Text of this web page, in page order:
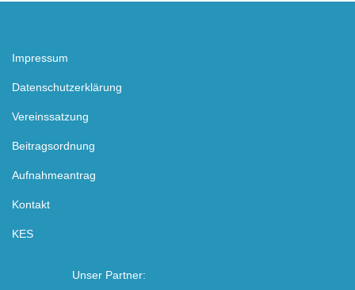
Impressum
Datenschutzerklärung
Vereinssatzung
Beitragsordnung
Aufnahmeantrag
Kontakt
KES
Unser Partner: